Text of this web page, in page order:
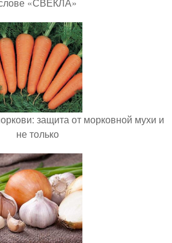
защита от морковной мухи и
не только